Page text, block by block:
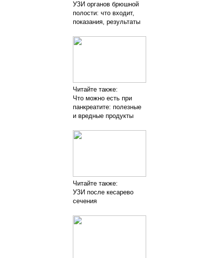
УЗИ органов брюшной
полости: что входит,
показания, результаты
Читайте также:
Что можно есть при
панкреатите: полезные
и вредные продукты
Читайте также:
УЗИ после кесарево
сечения